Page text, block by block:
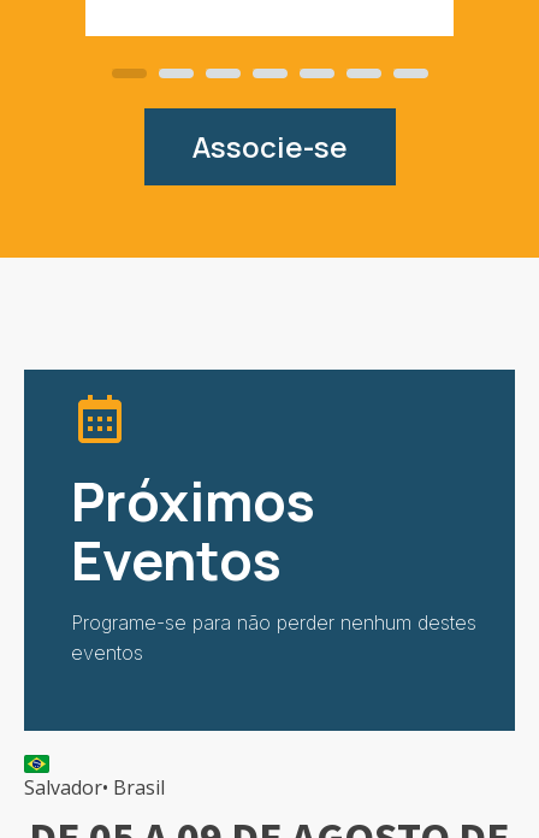
Slide Slide Slide Slide Slide Slide Slide
Associe-se
Próximos
Eventos
Programe-se para não perder nenhum destes
eventos
Salvador• Brasil